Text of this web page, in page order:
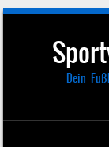
Dein